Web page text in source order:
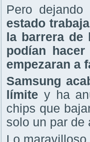
Pero
estado
la barrera de
podían
empezaran a
Samsung
límite y ha
chips que
solo un par de
Lo